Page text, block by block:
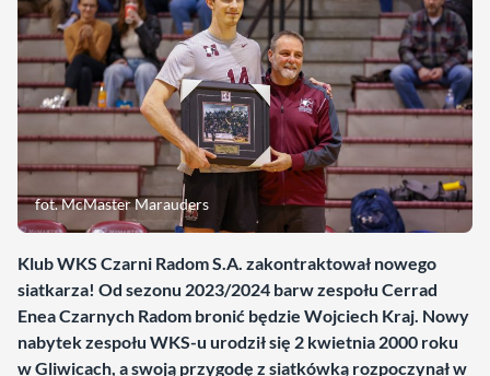
fot. McMaster Marauders
Klub WKS Czarni Radom S.A. zakontraktował nowego
siatkarza! Od sezonu 2023/2024 barw zespołu Cerrad
Enea Czarnych Radom bronić będzie Wojciech Kraj. Nowy
nabytek zespołu WKS-u urodził się 2 kwietnia 2000 roku
w Gliwicach, a swoją przygodę z siatkówką rozpoczynał w